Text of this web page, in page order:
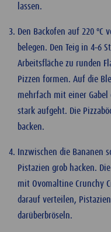
lassen.
Den Backofen auf 220 ºC
belegen. Den Teig in 4–6
Arbeitsfläche zu runden
Pizzen formen. Auf die
mehrfach mit einer
stark aufgeht. Die
backen.
Inzwischen die Bananen
Pistazien grob hacken.
mit Ovomaltine Crunchy
darauf verteilen,
darüberbröseln.